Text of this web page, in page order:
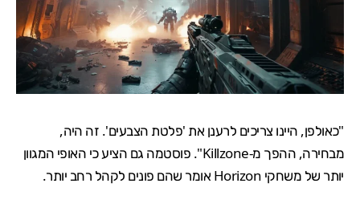
"כאולפן, היינו צריכים לרענן את 'פלטת הצבעים'. זה היה,
מבחירה, ההפך מ-Killzone". פוסטמה גם הציע כי האופי המגוון
יותר של משחקי Horizon אומר שהם פונים לקהל רחב יותר.